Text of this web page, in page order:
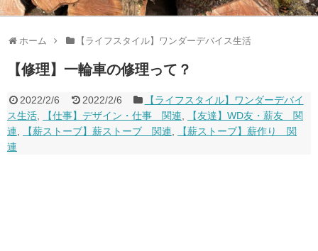
ホーム 【ライフスタイル】ワンダーデバイス生活
【修理】一輪車の修理って？
2022/2/6 2022/2/6
【ライフスタイル】ワンダーデバイ
ス生活
【仕事】デザイン・仕事 関連
【友達】WD友・薪友 関
連
【薪ストーブ】薪ストーブ 関連
【薪ストーブ】薪作り 関
連